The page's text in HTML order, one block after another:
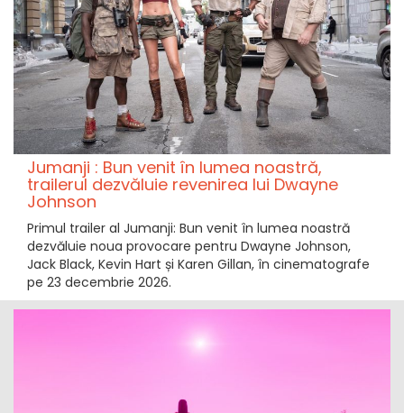
Jumanji : Bun venit în lumea noastră,
trailerul dezvăluie revenirea lui Dwayne
Johnson
Primul trailer al Jumanji: Bun venit în lumea noastră
dezvăluie noua provocare pentru Dwayne Johnson,
Jack Black, Kevin Hart și Karen Gillan, în cinematografe
pe 23 decembrie 2026.